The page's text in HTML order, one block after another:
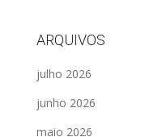
ARQUIVOS
julho 2026
junho 2026
maio 2026